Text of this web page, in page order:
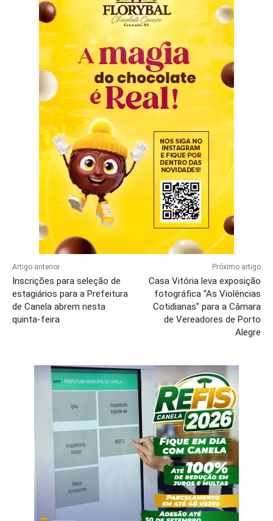
Artigo anterior
Inscrições para seleção de
estagiários para a Prefeitura
de Canela abrem nesta
quinta-feira
Próximo artigo
Casa Vitória leva exposição
fotográfica “As Violências
Cotidianas” para a Câmara
de Vereadores de Porto
Alegre